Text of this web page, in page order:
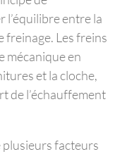
l’équilibre entre la
freinage. Les freins
mécanique en
et la cloche,
de l’échauffement
plusieurs facteurs